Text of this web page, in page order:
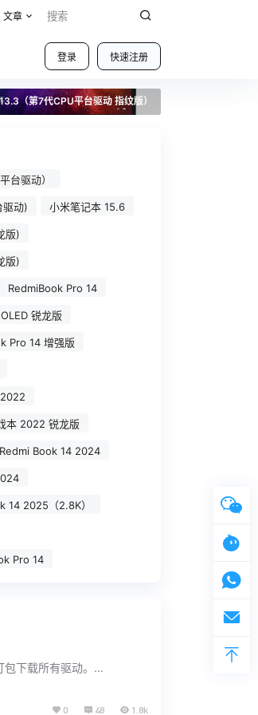
文章
登录 快速注册
（第7代CPU平台驱动 指纹版）
台驱动）
驱动) 小米笔记本 15.6
版)
版)
RedmiBook Pro 14
锐龙版
Pro 14 增强版
本 2022 锐龙版
Redmi Book 14 2024
14 2025（2.8K）
Pro 14
下载所有驱动。...
0 48 1.8k